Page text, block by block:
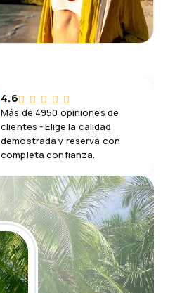
4.6
Más de 4950 opiniones de
clientes - Elige la calidad
demostrada y reserva con
completa confianza.